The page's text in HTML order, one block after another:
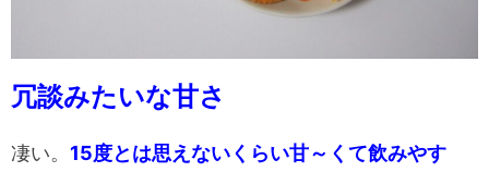
冗談みたいな甘さ
凄い。 15度とは思えないくらい甘～くて飲みやす